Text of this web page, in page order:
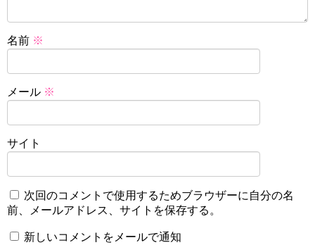
名前 ※
メール ※
サイト
次回のコメントで使用するためブラウザーに自分の名
前、メールアドレス、サイトを保存する。
新しいコメントをメールで通知